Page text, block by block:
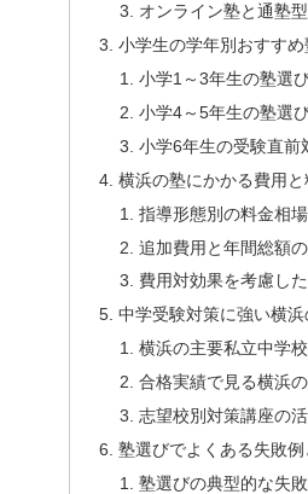
オンライン塾と通塾
小学生の学年別おすす
小学1～3年生の塾選
小学4～5年生の塾選
小学6年生の受験直前
横浜の塾にかかる費用と
指導形態別の料金相場
追加費用と年間総額
費用対効果を考慮し
中学受験対策に強い横浜
横浜の主要私立中学
合格実績で見る横浜
志望校別対策講座の
塾選びでよくある失敗
塾選びの典型的な失